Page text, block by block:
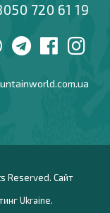
720 61 19
Reserved. Сайт
Ukraine.